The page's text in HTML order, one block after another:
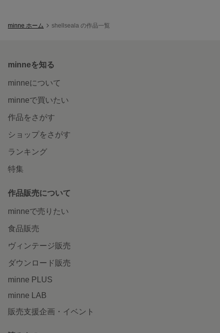
minne ホーム shellseala の作品一覧
minneを知る
minneについて
minneで買いたい
作品をさがす
ショップをさがす
ランキング
特集
作品販売について
minneで売りたい
食品販売
ヴィンテージ販売
ダウンロード販売
minne PLUS
minne LAB
販売支援企画・イベント